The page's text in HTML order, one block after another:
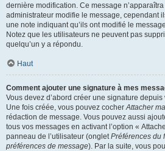
dernière modification. Ce message
administrateur modifie le message, cependant
une note indiquant qu’ils ont modifié le
Notez que les utilisateurs ne peuvent pas
quelqu’un y a répondu.
Haut
Comment ajouter une signature à mes
Vous devez d’abord créer une signature
Une fois créée, vous pouvez cocherAttacher
rédaction de message. Vous pouvez aussi
tous vos messages en activant l’option «
panneau de l’utilisateur (ongletPréférences du
préférences de message). Par la suite, vous